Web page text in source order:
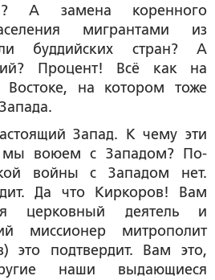
А замена коренного
мигрантами из
буддийских стран? А
Процент! Всё как на
на котором тоже
Запад. К чему эти
воюем с Западом? По-
войны с Западом нет.
Да что Киркоров! Вам
церковный деятель и
миссионер митрополит
это подтвердит. Вам это,
наши выдающиеся